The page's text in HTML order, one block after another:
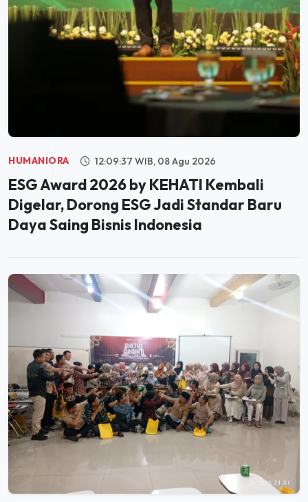
HUMANIORA 12:09:37 WIB, 08 Agu 2026
ESG Award 2026 by KEHATI Kembali
Digelar, Dorong ESG Jadi Standar Baru
Daya Saing Bisnis Indonesia
HUMANIORA 11:56:30 WIB, 08 Agu 2026